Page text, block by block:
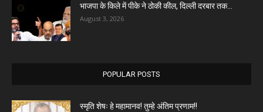
भाजपा के किले में पीके ने ठोकी कील, दिल्ली दरबार तक...
August 3, 2026
POPULAR POSTS
स्मृति शेषः हे महामानव! तुम्हे अंतिम प्रणाम!!